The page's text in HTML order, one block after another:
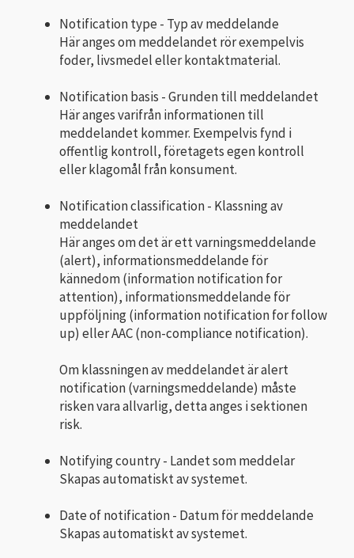
Notification type - Typ av meddelande
Här anges om meddelandet rör exempelvis
foder, livsmedel eller kontaktmaterial.
Notification basis - Grunden till meddelandet
Här anges varifrån informationen till
meddelandet kommer. Exempelvis fynd i
offentlig kontroll, företagets egen kontroll
eller klagomål från konsument.
Notification classification - Klassning av
meddelandet
Här anges om det är ett varningsmeddelande
(alert), informationsmeddelande för
kännedom (information notification for
attention), informationsmeddelande för
uppföljning (information notification for follow
up) eller AAC (non-compliance notification).
Om klassningen av meddelandet är alert
notification (varningsmeddelande) måste
risken vara allvarlig, detta anges i sektionen
risk.
Notifying country - Landet som meddelar
Skapas automatiskt av systemet.
Date of notification - Datum för meddelande
Skapas automatiskt av systemet.